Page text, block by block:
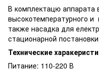
В комплектацю аппарата
высокотемпературного и
также насадка для
стационарной
Технические
Питание: 110-220 В